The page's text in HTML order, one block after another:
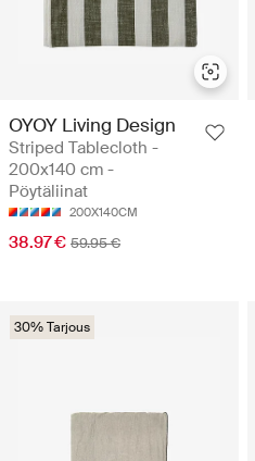
OYOY Living Design
Striped Tablecloth -
200x140 cm -
Pöytäliinat
200X140CM
38.97 € 59.95 €
30% Tarjous